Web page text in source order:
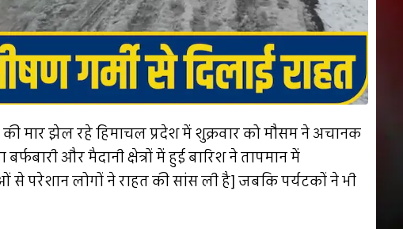
मार झेल रहे हिमाचल प्रदेश में शुक्रवार को मौसम ने अचानक
और मैदानी क्षेत्रों में हुई बारिश ने तापमान में
परेशान लोगों ने राहत की सांस ली है] जबकि पर्यटकों ने भी